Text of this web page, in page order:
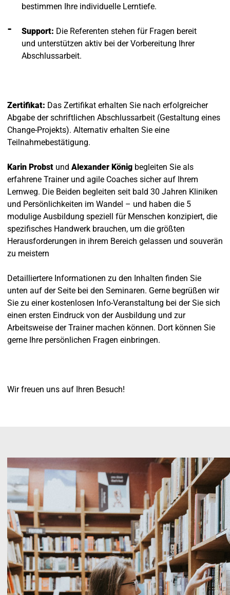
bestimmen Ihre individuelle Lerntiefe.
Support: Die Referenten stehen für Fragen bereit
und unterstützen aktiv bei der Vorbereitung Ihrer
Abschlussarbeit.
Zertifikat: Das Zertifikat erhalten Sie nach erfolgreicher
Abgabe der schriftlichen Abschlussarbeit (Gestaltung eines
Change-Projekts). Alternativ erhalten Sie eine
Teilnahmebestätigung.
Karin Probst und Alexander König begleiten Sie als
erfahrene Trainer und agile Coaches sicher auf Ihrem
Lernweg. Die Beiden begleiten seit bald 30 Jahren Kliniken
und Persönlichkeiten im Wandel – und haben die 5
modulige Ausbildung speziell für Menschen konzipiert, die
spezifisches Handwerk brauchen, um die größten
Herausforderungen in ihrem Bereich gelassen und souverän
zu meistern
Detailliertere Informationen zu den Inhalten finden Sie
unten auf der Seite bei den Seminaren. Gerne begrüßen wir
Sie zu einer kostenlosen Info-Veranstaltung bei der Sie sich
einen ersten Eindruck von der Ausbildung und zur
Arbeitsweise der Trainer machen können. Dort können Sie
gerne Ihre persönlichen Fragen einbringen.
Wir freuen uns auf Ihren Besuch!